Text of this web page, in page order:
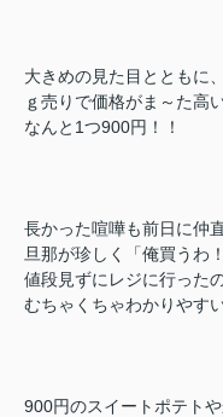
大きめの見た目とともに、
ｇ売りで価格がま～た高
なんと1つ900円！！
長かった喧嘩も前日に仲
旦那が珍しく「俺買うわ
値段見ずにレジに行った
むちゃくちゃわかりやす
900円のスイートポテト